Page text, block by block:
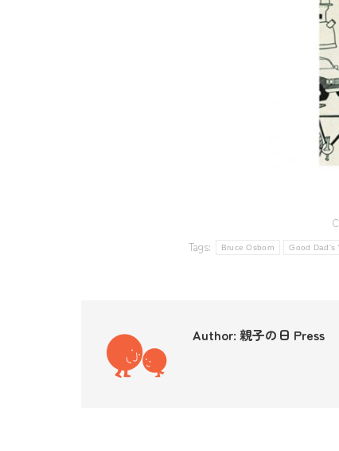
Tags:
Bruce Osborn Good Dad's
Author: 親子の日 Press